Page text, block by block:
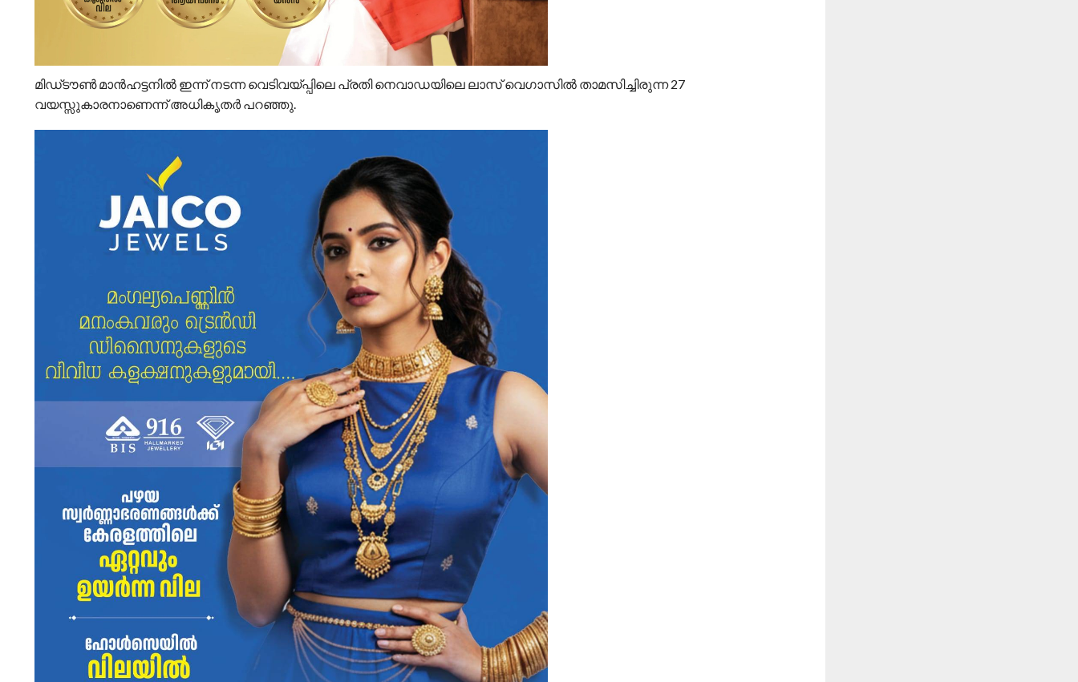
മിഡ്‌ടൗൺ മാൻഹട്ടനിൽ ഇന്ന് നടന്ന വെടിവയ്പ്പിലെ പ്രതി നെവാഡയിലെ ലാസ് വെഗാസിൽ താമസിച്ചിരുന്ന 27
വയസ്സുകാരനാണെന്ന് അധികൃതർ പറഞ്ഞു.